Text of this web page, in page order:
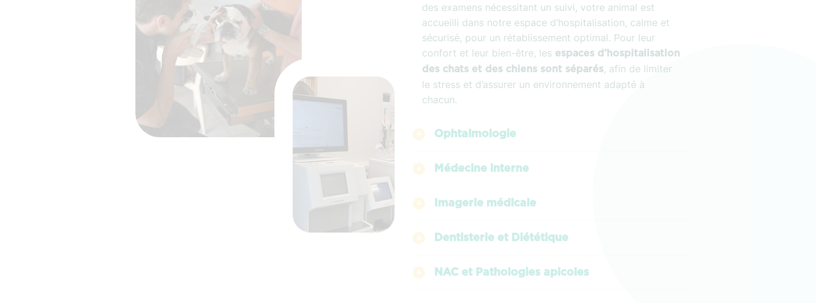
des examens nécessitant un suivi, votre animal est
accueilli dans notre espace d’hospitalisation, calme et
sécurisé, pour un rétablissement optimal. Pour leur
confort et leur bien-être, les espaces d’hospitalisation
des chats et des chiens sont séparés, afin de limiter
le stress et d’assurer un environnement adapté à
chacun.
Ophtalmologie
Médecine interne
Imagerie médicale
Dentisterie et Diététique
NAC et Pathologies apicoles